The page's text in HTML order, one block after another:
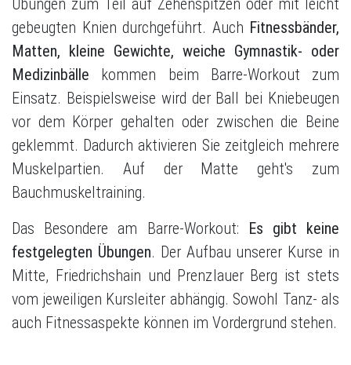
Übungen zum Teil auf Zehenspitzen oder mit leicht
gebeugten Knien durchgeführt. Auch Fitnessbänder,
Matten, kleine Gewichte, weiche Gymnastik- oder
Medizinbälle kommen beim Barre-Workout zum
Einsatz. Beispielsweise wird der Ball bei Kniebeugen
vor dem Körper gehalten oder zwischen die Beine
geklemmt. Dadurch aktivieren Sie zeitgleich mehrere
Muskelpartien. Auf der Matte geht's zum
Bauchmuskeltraining.
Das Besondere am Barre-Workout: Es gibt keine
festgelegten Übungen. Der Aufbau unserer Kurse in
Mitte, Friedrichshain und Prenzlauer Berg ist stets
vom jeweiligen Kursleiter abhängig. Sowohl Tanz- als
auch Fitnessaspekte können im Vordergrund stehen.